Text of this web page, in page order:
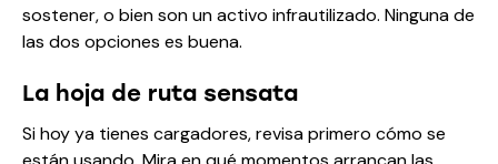
sostener, o bien son un activo infrautilizado. Ninguna de
las dos opciones es buena.
La hoja de ruta sensata
Si hoy ya tienes cargadores, revisa primero cómo se